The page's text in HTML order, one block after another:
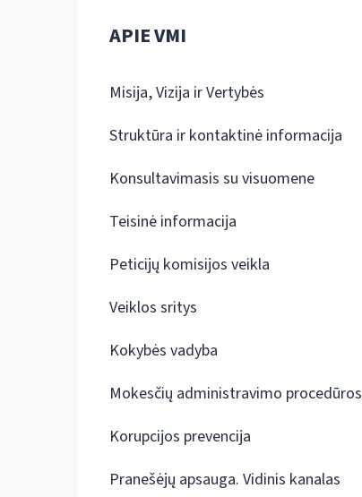
APIE VMI
Misija, Vizija ir Vertybės
Struktūra ir kontaktinė informacija
Konsultavimasis su visuomene
Teisinė informacija
Peticijų komisijos veikla
Veiklos sritys
Kokybės vadyba
Mokesčių administravimo procedūros
Korupcijos prevencija
Pranešėjų apsauga. Vidinis kanalas